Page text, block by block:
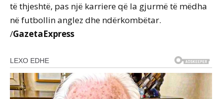
të thjeshtë, pas një karriere që la gjurmë të mëdha
në futbollin anglez dhe ndërkombëtar.
/GazetaExpress